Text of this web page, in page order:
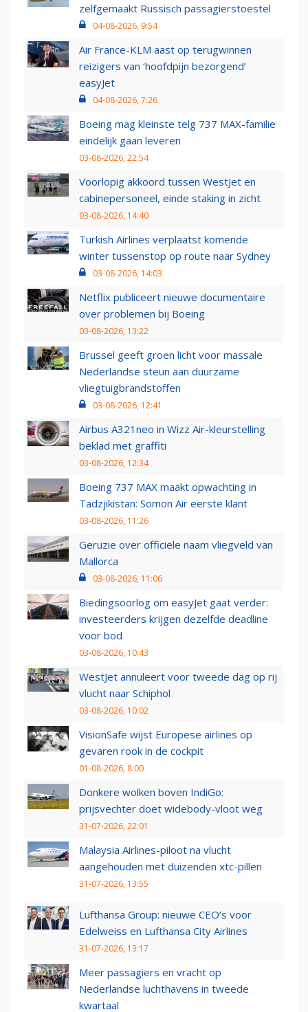
zelfgemaakt Russisch passagierstoestel
04-08-2026, 9:54
Air France-KLM aast op terugwinnen
reizigers van ‘hoofdpijn bezorgend’
easyJet
04-08-2026, 7:26
Boeing mag kleinste telg 737 MAX-familie
eindelijk gaan leveren
03-08-2026, 22:54
Voorlopig akkoord tussen WestJet en
cabinepersoneel, einde staking in zicht
03-08-2026, 14:40
Turkish Airlines verplaatst komende
winter tussenstop op route naar Sydney
03-08-2026, 14:03
Netflix publiceert nieuwe documentaire
over problemen bij Boeing
03-08-2026, 13:22
Brussel geeft groen licht voor massale
Nederlandse steun aan duurzame
vliegtuigbrandstoffen
03-08-2026, 12:41
Airbus A321neo in Wizz Air-kleurstelling
beklad met graffiti
03-08-2026, 12:34
Boeing 737 MAX maakt opwachting in
Tadzjikistan: Somon Air eerste klant
03-08-2026, 11:26
Geruzie over officiële naam vliegveld van
Mallorca
03-08-2026, 11:06
Biedingsoorlog om easyJet gaat verder:
investeerders krijgen dezelfde deadline
voor bod
03-08-2026, 10:43
WestJet annuleert voor tweede dag op rij
vlucht naar Schiphol
03-08-2026, 10:02
VisionSafe wijst Europese airlines op
gevaren rook in de cockpit
01-08-2026, 8:00
Donkere wolken boven IndiGo:
prijsvechter doet widebody-vloot weg
31-07-2026, 22:01
Malaysia Airlines-piloot na vlucht
aangehouden met duizenden xtc-pillen
31-07-2026, 13:55
Lufthansa Group: nieuwe CEO’s voor
Edelweiss en Lufthansa City Airlines
31-07-2026, 13:17
Meer passagiers en vracht op
Nederlandse luchthavens in tweede
kwartaal